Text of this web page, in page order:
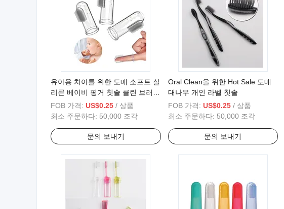
유아용 치아를 위한 도매 소프트 실
리콘 베이비 핑거 칫솔 클린 브러쉬
로 케이스
FOB 가격: US$0.25 / 상품
최소 주문하다: 50,000 조각
문의 보내기
Oral Clean을 위한 Hot Sale 도매
대나무 개인 라벨 칫솔
FOB 가격: US$0.25 / 상품
최소 주문하다: 50,000 조각
문의 보내기